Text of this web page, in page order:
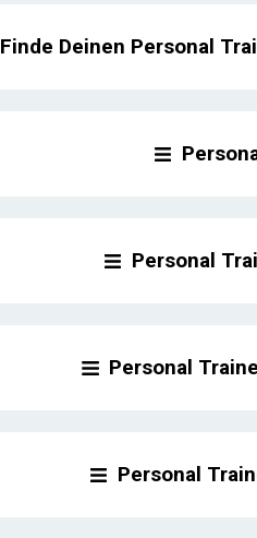
Finde Deinen Personal
Personal
Personal
Personal